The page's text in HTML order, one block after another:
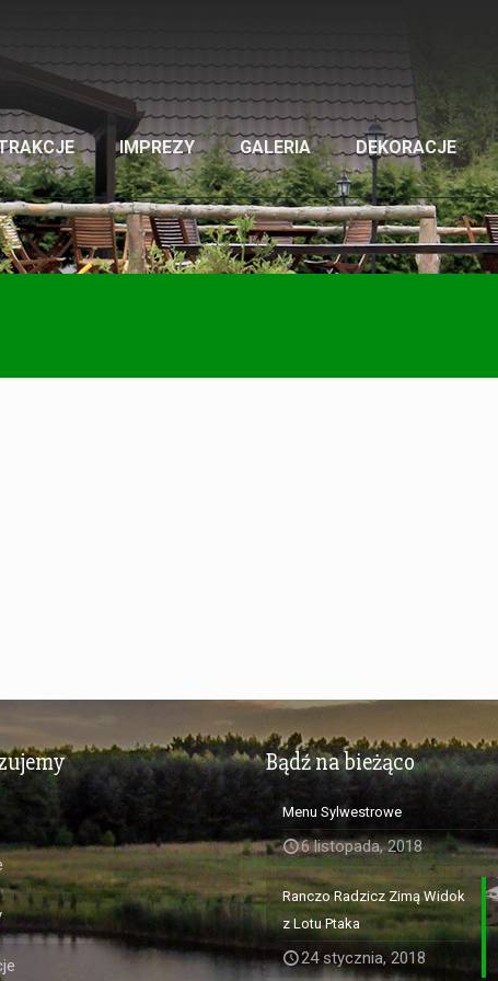
IMPREZY GALERIA DEKORACJE
Bądź na bieżąco
Menu Sylwestrowe
6 listopada, 2018
Ranczo Radzicz Zimą Widok
z Lotu Ptaka
24 stycznia, 2018